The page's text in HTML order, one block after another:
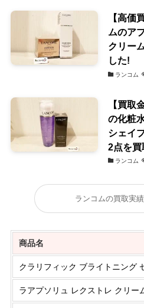
【高価
ムのア
クリー
した!
ランコム
【買取
の化粧
シェイ
2点を買
ランコム
ランコムの買取実
商品名
クラリフィック ブライトニング
ラアプソリュ レクストレ クリー